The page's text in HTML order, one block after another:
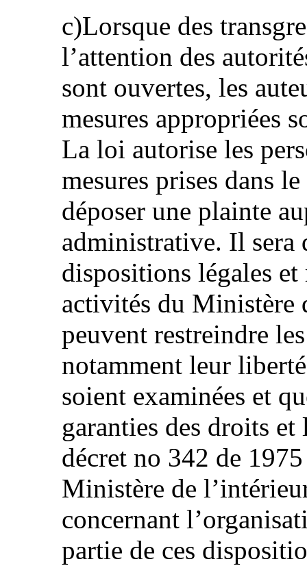
c)Lorsque des
l’attention des
sont ouvertes, les
mesures appropriées
La loi autorise les
mesures prises dans
déposer une plainte
administrative. Il sera
dispositions légales et
activités du Ministère
peuvent restreindre
notamment leur
soient examinées et
garanties des droits
décret no 342 de
Ministère de
concernant
partie de ces